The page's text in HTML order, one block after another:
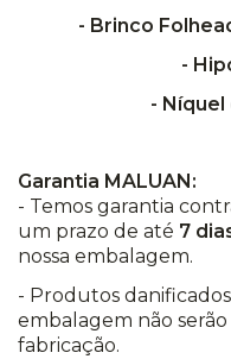
- Brinco
-
-
Garantia MALUAN:
- Temos garantia
um prazo de até 7
nossa embalagem.
- Produtos
embalagem não
fabricação.